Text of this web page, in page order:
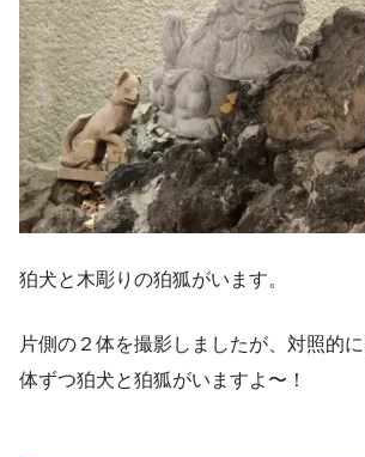
狛犬と木彫りの狛狐がいます。
片側の２体を撮影しましたが、対照的
体ずつ狛犬と狛狐がいますよ〜！